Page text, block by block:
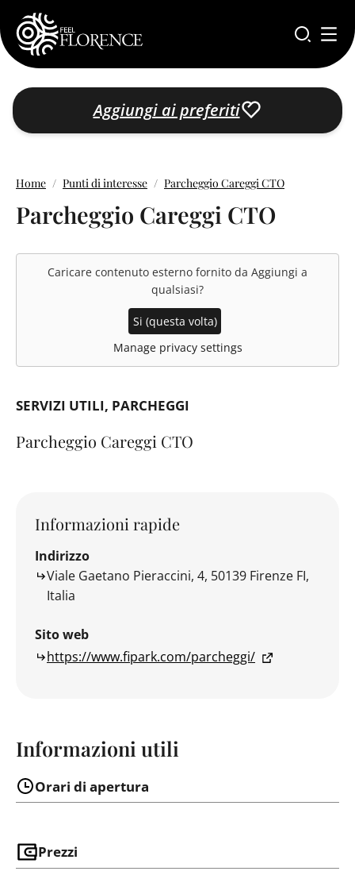
Salta al contenuto principale
Aggiungi ai preferiti
Home Punti di interesse Parcheggio Careggi CTO
Parcheggio Careggi CTO
Caricare contenuto esterno fornito da Aggiungi a
qualsiasi?
Si (questa volta)
Manage privacy settings
SERVIZI UTILI PARCHEGGI
Parcheggio Careggi CTO
Informazioni rapide
Indirizzo
Viale Gaetano Pieraccini, 4, 50139 Firenze FI,
Italia
Sito web
https://www.fipark.com/parcheggi/
Informazioni utili
Orari di apertura
Prezzi